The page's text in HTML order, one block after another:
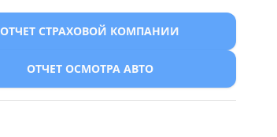
ОТЧЕТ СТРАХОВОЙ КОМПАНИИ
ОТЧЕТ ОСМОТРА АВТО